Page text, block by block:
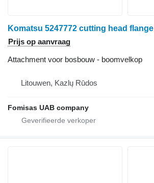
Komatsu 5247772 cutting head flange
Prijs op aanvraag
Attachment voor bosbouw - boomvelkop
Litouwen, Kazlų Rūdos
Fomisas UAB company